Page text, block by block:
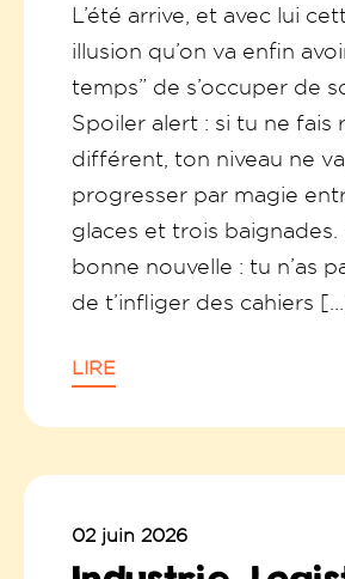
L’été arrive, et avec lui
illusion qu’on va enfin
temps” de s’occuper de
Spoiler alert : si tu ne fais
différent, ton niveau ne
progresser par magie
glaces et trois baignades.
bonne nouvelle : tu n’as
de t’infliger des cahiers
LIRE
02 juin 2026